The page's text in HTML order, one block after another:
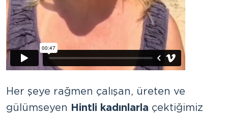
Her şeye rağmen çalışan, üreten ve
gülümseyen Hintli kadınlarla çektiğimiz